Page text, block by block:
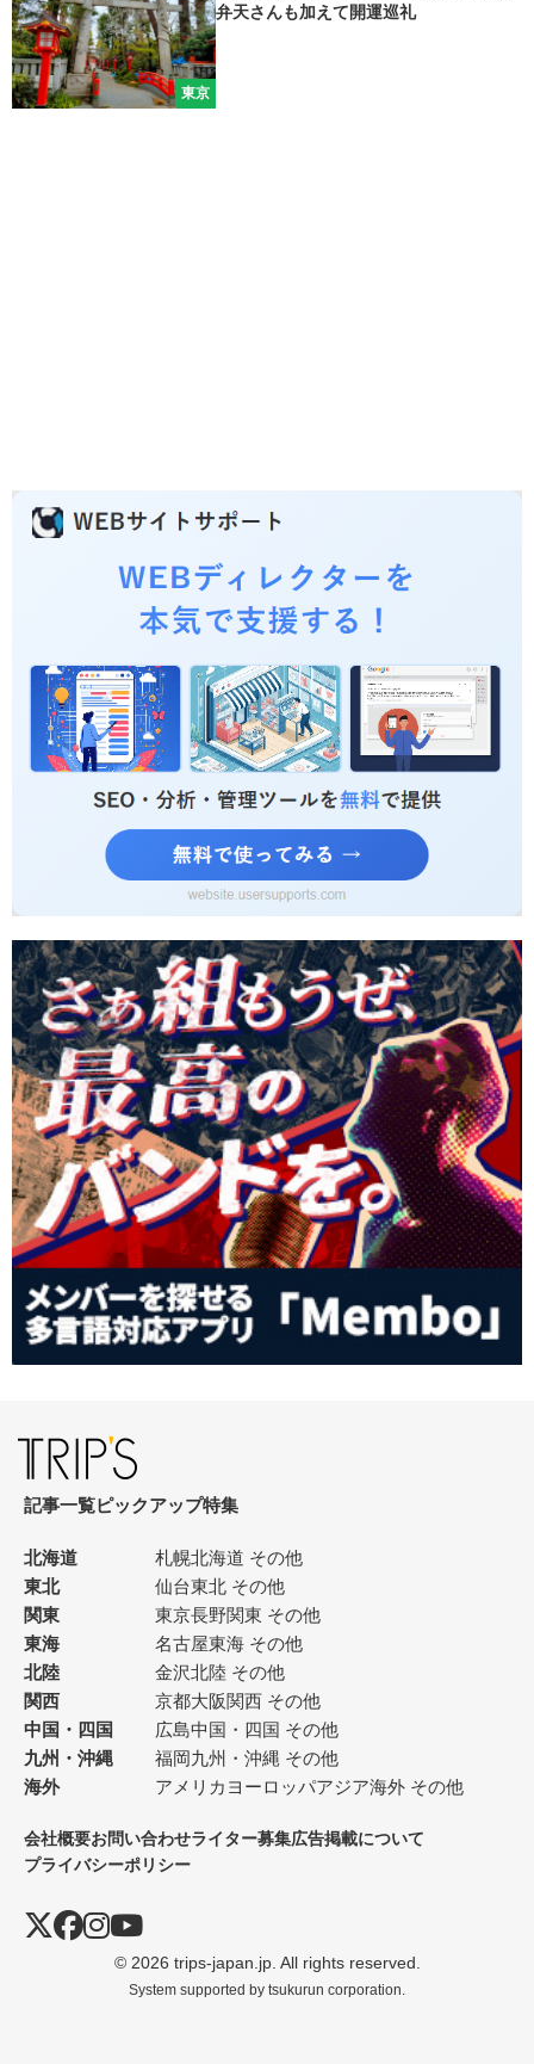
東京
弁天さんも加えて開運巡礼
記事一覧ピックアップ特集
北海道 札幌北海道 その他
東北
仙台東北 その他
関東
東京長野関東 その他
東海
名古屋東海 その他
北陸
金沢北陸 その他
関西
京都大阪関西 その他
中国・四国
広島中国・四国 その他
九州・沖縄
福岡九州・沖縄 その他
海外
アメリカ ヨーロッパアジア海外 その他
会社概要お問い合わせライター募集広告掲載について
プライバシーポリシー
© 2026 trips-japan.jp. All rights reserved.
System supported by tsukurun corporation.